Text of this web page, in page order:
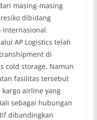
masing-masing
dibidang
internasional.
AP Logistics telah
di
cold storage. Namun
fasilitas tersebut
airline yang
sebagai hubungan
dibandingkan